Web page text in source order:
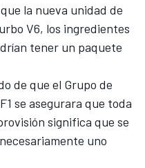
la nueva unidad de
V6, los ingredientes
tener un paquete
de que el Grupo de
se asegurara que toda
significa que se
uno